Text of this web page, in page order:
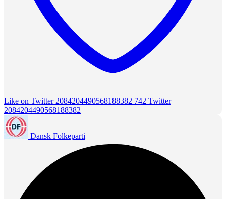
Like on Twitter 2084204490568188382 742 Twitter
2084204490568188382
Dansk Folkeparti